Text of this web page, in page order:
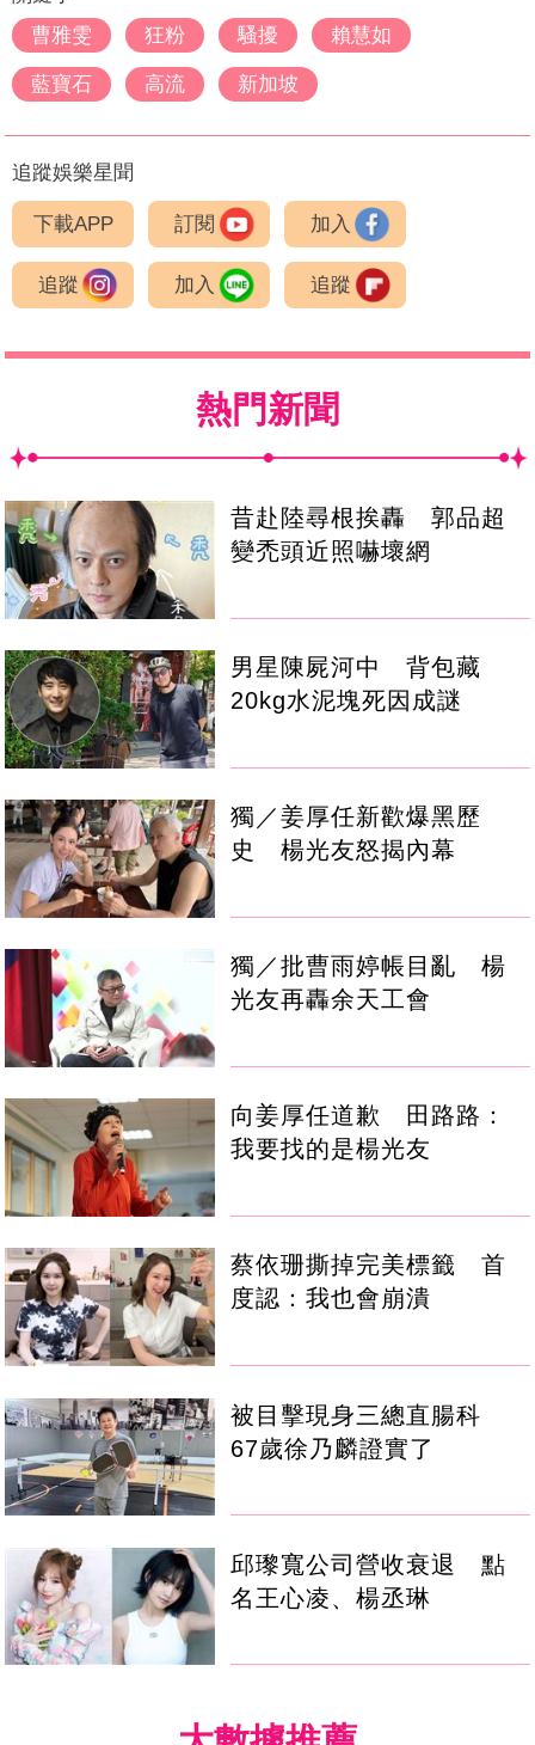
曹雅雯
狂粉 騷擾 賴慧如
藍寶石 高流 新加坡
追蹤娛樂星聞
下載APP 訂閱 加入
追蹤 加入 追蹤
熱門新聞
昔赴陸尋根挨轟 郭品超
變禿頭近照嚇壞網
男星陳屍河中 背包藏
20kg水泥塊死因成謎
獨／姜厚任新歡爆黑歷
史 楊光友怒揭內幕
獨／批曹雨婷帳目亂 楊
光友再轟余天工會
向姜厚任道歉 田路路：
我要找的是楊光友
蔡依珊撕掉完美標籤 首
度認：我也會崩潰
被目擊現身三總直腸科
67歲徐乃麟證實了
邱瓈寬公司營收衰退 點
名王心凌、楊丞琳